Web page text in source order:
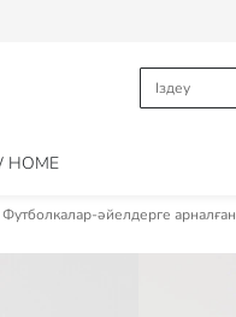
HOME
Футболкалар-әйелдерге арналған